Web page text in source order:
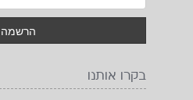
בקרו אותנו